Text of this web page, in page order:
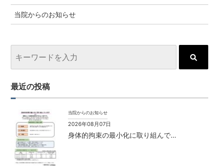
当院からのお知らせ
最近の投稿
当院からのお知らせ
2026年08月07日
身体的拘束の最小化に取り組んで…